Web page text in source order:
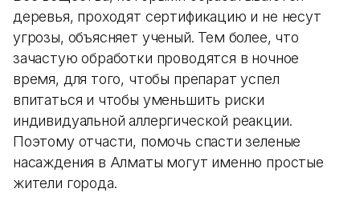
деревья, проходят сертификацию и не несут
угрозы, объясняет ученый. Тем более, что
зачастую обработки проводятся в ночное
время, для того, чтобы препарат успел
впитаться и чтобы уменьшить риски
индивидуальной аллергической реакции.
Поэтому отчасти, помочь спасти зеленые
насаждения в Алматы могут именно простые
жители города.